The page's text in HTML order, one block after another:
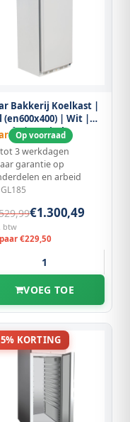
Bakkerij Koelkast |
(en600x400) | Wit |
+8°c | Statisch +
|
Op voorraad
3 werkdagen
garantie op
en arbeid
€1.300,49
btw
€229,50
VOEG TOE
KORTING